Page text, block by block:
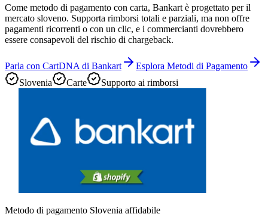
Come metodo di pagamento con carta, Bankart è progettato per il
mercato sloveno. Supporta rimborsi totali e parziali, ma non offre
pagamenti ricorrenti o con un clic, e i commercianti dovrebbero
essere consapevoli del rischio di chargeback.
Parla con CartDNA di Bankart
Esplora Metodi di Pagamento
Slovenia
Carte Supporto ai rimborsi
Metodo di pagamento Slovenia affidabile